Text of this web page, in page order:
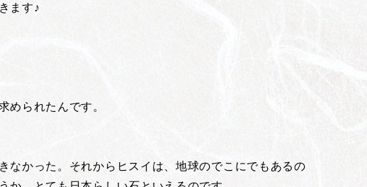
ます♪
められたんです。
なかった。それからヒスイは、地球のでこにでもあるの